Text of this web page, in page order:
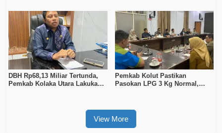
DBH Rp68,13 Miliar Tertunda,
Pemkab Kolaka Utara Lakukan
Pemkab Kolut Pastikan
Pasokan LPG 3 Kg Normal,
View More